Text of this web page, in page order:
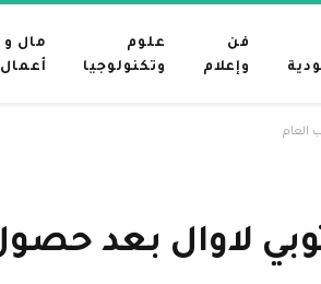
فن
وإعلام
علوم
وتكنولوجيا
مال و
أعمال